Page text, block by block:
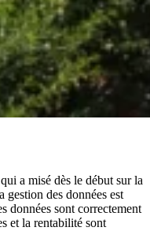
a misé dès le début sur la
gestion des données est
données sont correctement
et la rentabilité sont